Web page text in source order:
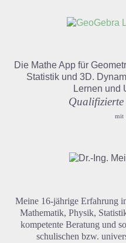
Die Mathe App für
Statistik und 3D.
Lernen und
mit
Meine 16-jährige Erfahrung
Mathematik, Physik,
kompetente Beratung und
schulischen bzw.